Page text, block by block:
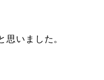
思いました。